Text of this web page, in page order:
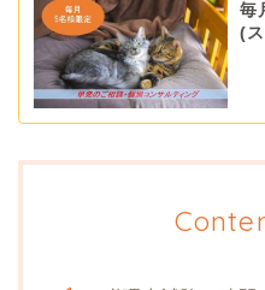
毎
(